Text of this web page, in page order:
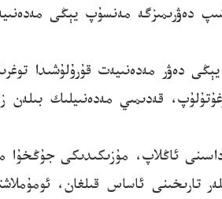
دەۋرىمىزگە مەنسۇپ يېڭى
دەۋر مەدەنىيەت قۇرۇلۇشىدا
قەدىمىي مەدەنىيلىك
ئاڭلاپ، مۇزىكىدىكى
تارىخىنى ئاساس قىلغان،